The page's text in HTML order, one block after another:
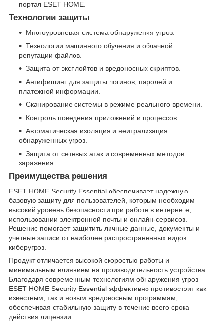
портал ESET HOME.
Технологии защиты
Многоуровневая система обнаружения угроз.
Технологии машинного обучения и облачной
репутации файлов.
Защита от эксплойтов и вредоносных скриптов.
Антифишинг для защиты логинов, паролей и
платежной информации.
Сканирование системы в режиме реального времени.
Контроль поведения приложений и процессов.
Автоматическая изоляция и нейтрализация
обнаруженных угроз.
Защита от сетевых атак и современных методов
заражения.
Преимущества решения
ESET HOME Security Essential обеспечивает надежную
базовую защиту для пользователей, которым необходим
высокий уровень безопасности при работе в интернете,
использовании электронной почты и онлайн-сервисов.
Решение помогает защитить личные данные, документы и
учетные записи от наиболее распространенных видов
киберугроз.
Продукт отличается высокой скоростью работы и
минимальным влиянием на производительность устройства.
Благодаря современным технологиям обнаружения угроз
ESET HOME Security Essential эффективно противостоит как
известным, так и новым вредоносным программам,
обеспечивая стабильную защиту в течение всего срока
действия лицензии.